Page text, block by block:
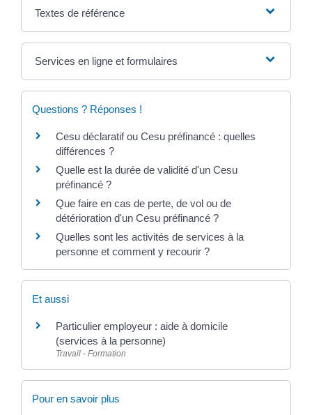
Textes de référence
Services en ligne et formulaires
Questions ? Réponses !
Cesu déclaratif ou Cesu préfinancé : quelles
différences ?
Quelle est la durée de validité d'un Cesu
préfinancé ?
Que faire en cas de perte, de vol ou de
détérioration d'un Cesu préfinancé ?
Quelles sont les activités de services à la
personne et comment y recourir ?
Et aussi
Particulier employeur : aide à domicile
(services à la personne)
Travail - Formation
Pour en savoir plus